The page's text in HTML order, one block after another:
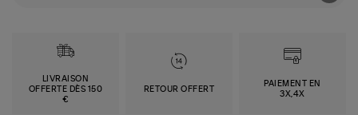
LIVRAISON
OFFERTE DÈS 150
€
RETOUR OFFERT
PAIEMENT EN
3X,4X